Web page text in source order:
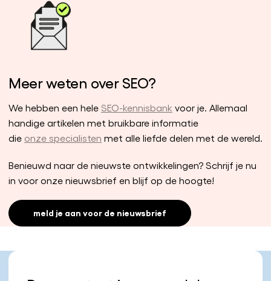
Meer weten over SEO?
We hebben een hele SEO-kennisbank voor je. Allemaal
handige artikelen met bruikbare informatie
die onze specialisten met alle liefde delen met de wereld.
Benieuwd naar de nieuwste ontwikkelingen? Schrijf je nu
in voor onze nieuwsbrief en blijf op de hoogte!
meld je aan voor de nieuwsbrief